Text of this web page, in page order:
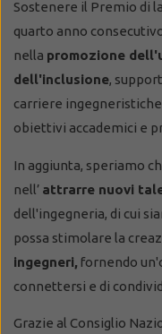
Sostenere il Premio di
quarto anno
nella promozione
dell'inclusione,
carriere
obiettivi accademici e
In aggiunta, speriamo
nell’ attrarre nuovi
dell'ingegneria, di cui
possa stimolare la
ingegneri, fornendo
connettersi e di
Grazie al Consiglio